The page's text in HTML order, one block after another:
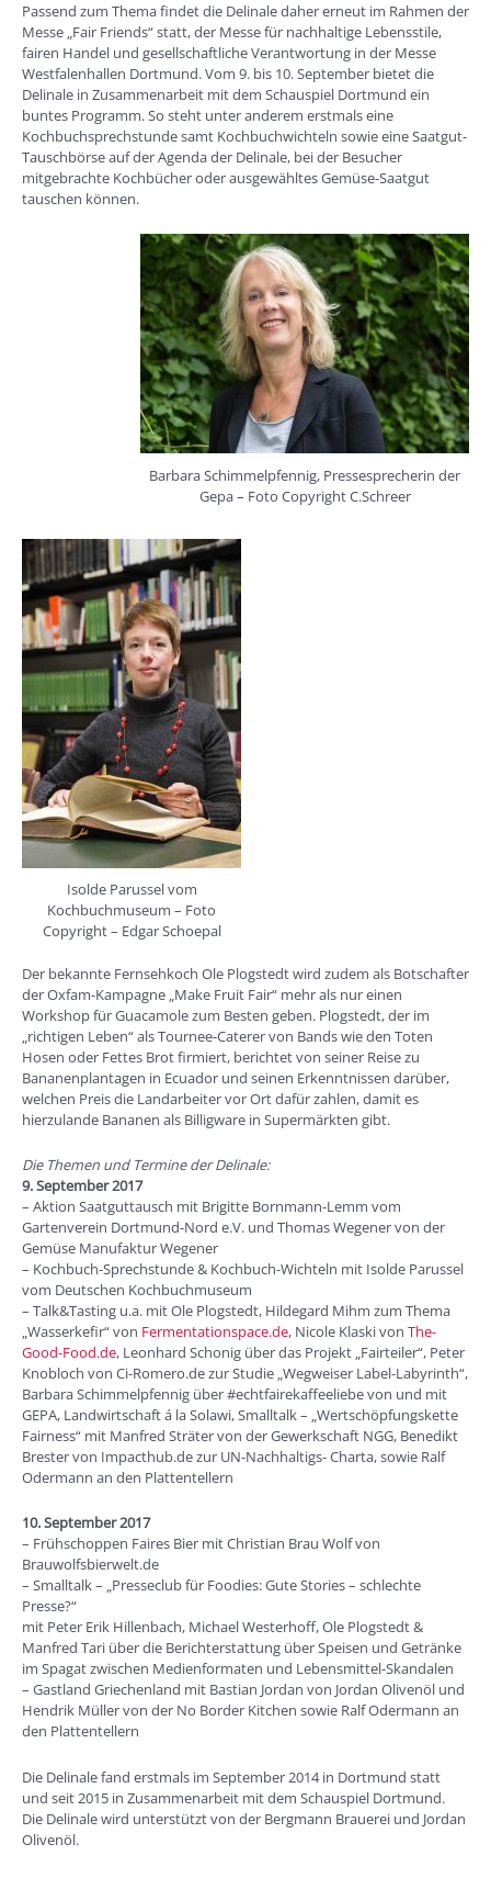
Passend zum Thema findet die Delinale daher erneut im Rahmen der
Messe „Fair Friends“ statt, der Messe für nachhaltige Lebensstile,
fairen Handel und gesellschaftliche Verantwortung in der Messe
Westfalenhallen Dortmund. Vom 9. bis 10. September bietet die
Delinale in Zusammenarbeit mit dem Schauspiel Dortmund ein
buntes Programm. So steht unter anderem erstmals eine
Kochbuchsprechstunde samt Kochbuchwichteln sowie eine Saatgut-
Tauschbörse auf der Agenda der Delinale, bei der Besucher
mitgebrachte Kochbücher oder ausgewähltes Gemüse-Saatgut
tauschen können.
Barbara Schimmelpfennig, Pressesprecherin der
Gepa – Foto Copyright C.Schreer
Isolde Parussel vom
Kochbuchmuseum – Foto
Copyright – Edgar Schoepal
Der bekannte Fernsehkoch Ole Plogstedt wird zudem als Botschafter
der Oxfam-Kampagne „Make Fruit Fair“ mehr als nur einen
Workshop für Guacamole zum Besten geben. Plogstedt, der im
„richtigen Leben“ als Tournee-Caterer von Bands wie den Toten
Hosen oder Fettes Brot firmiert, berichtet von seiner Reise zu
Bananenplantagen in Ecuador und seinen Erkenntnissen darüber,
welchen Preis die Landarbeiter vor Ort dafür zahlen, damit es
hierzulande Bananen als Billigware in Supermärkten gibt.
Die Themen und Termine der Delinale:
9. September 2017
– Aktion Saatguttausch mit Brigitte Bornmann-Lemm vom
Gartenverein Dortmund-Nord e.V. und Thomas Wegener von der
Gemüse Manufaktur Wegener
– Kochbuch-Sprechstunde & Kochbuch-Wichteln mit Isolde Parussel
vom Deutschen Kochbuchmuseum
– Talk&Tasting u.a. mit Ole Plogstedt, Hildegard Mihm zum Thema
„Wasserkefir“ von Fermentationspace.de, Nicole Klaski von The-
Good-Food.de, Leonhard Schonig über das Projekt „Fairteiler“, Peter
Knobloch von Ci-Romero.de zur Studie „Wegweiser Label-Labyrinth“,
Barbara Schimmelpfennig über #echtfairekaffeeliebe von und mit
GEPA, Landwirtschaft á la Solawi, Smalltalk – „Wertschöpfungskette
Fairness“ mit Manfred Sträter von der Gewerkschaft NGG, Benedikt
Brester von Impacthub.de zur UN-Nachhaltigs- Charta, sowie Ralf
Odermann an den Plattentellern
10. September 2017
– Frühschoppen Faires Bier mit Christian Brau Wolf von
Brauwolfsbierwelt.de
– Smalltalk – „Presseclub für Foodies: Gute Stories – schlechte
Presse?“
mit Peter Erik Hillenbach, Michael Westerhoff, Ole Plogstedt &
Manfred Tari über die Berichterstattung über Speisen und Getränke
im Spagat zwischen Medienformaten und Lebensmittel-Skandalen
– Gastland Griechenland mit Bastian Jordan von Jordan Olivenöl und
Hendrik Müller von der No Border Kitchen sowie Ralf Odermann an
den Plattentellern
Die Delinale fand erstmals im September 2014 in Dortmund statt
und seit 2015 in Zusammenarbeit mit dem Schauspiel Dortmund.
Die Delinale wird unterstützt von der Bergmann Brauerei und Jordan
Olivenöl.